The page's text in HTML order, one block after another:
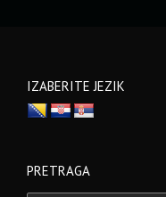
IZABERITE JEZIK
PRETRAGA